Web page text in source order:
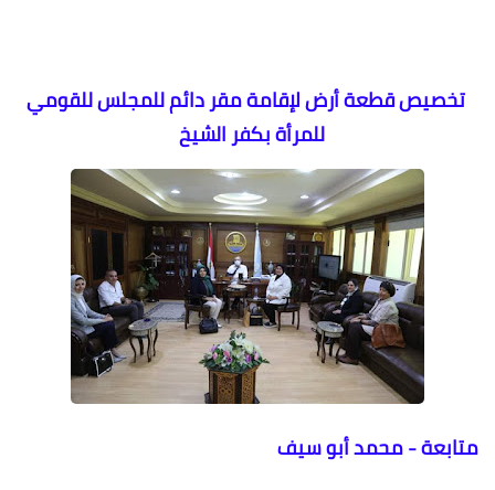
تخصيص قطعة أرض لإقامة مقر دائم للمجلس للقومي
للمرأة بكفر الشيخ
متابعة - محمد أبو سيف